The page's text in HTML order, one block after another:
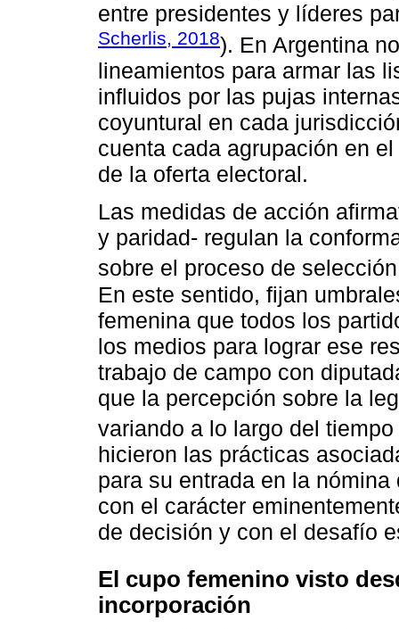
entre presidentes y líderes
Scherlis, 2018). En Argentina
lineamientos para armar las
influidos por las pujas
coyuntural en cada
cuenta cada agrupación en
de la oferta electoral.
Las medidas de acción
y paridad- regulan la
sobre el proceso de
En este sentido, fijan
femenina que todos los
los medios para lograr ese
trabajo de campo con
que la percepción sobre la
variando a lo largo del tiempo
hicieron las prácticas
para su entrada en la
con el carácter
de decisión y con el desafío
El cupo femenino visto
incorporación